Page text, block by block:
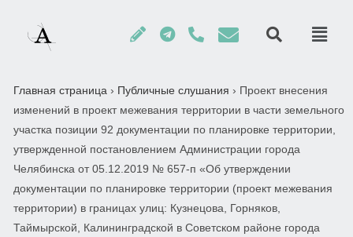
Главная страница › Публичные слушания › Проект внесения
изменений в проект межевания территории в части земельного
участка позиции 92 документации по планировке территории,
утвержденной постановлением Администрации города
Челябинска от 05.12.2019 № 657-п «Об утверждении
документации по планировке территории (проект межевания
территории) в границах улиц: Кузнецова, Горняков,
Таймырской, Калининградской в Советском районе города